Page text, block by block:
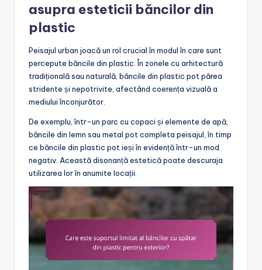
asupra esteticii băncilor din
plastic
Peisajul urban joacă un rol crucial în modul în care sunt
percepute băncile din plastic. În zonele cu arhitectură
tradițională sau naturală, băncile din plastic pot părea
stridente și nepotrivite, afectând coerența vizuală a
mediului înconjurător.
De exemplu, într-un parc cu copaci și elemente de apă,
băncile din lemn sau metal pot completa peisajul, în timp
ce băncile din plastic pot ieși în evidență într-un mod
negativ. Această disonanță estetică poate descuraja
utilizarea lor în anumite locații.